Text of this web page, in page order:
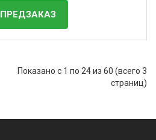
ПРЕДЗАКАЗ
Показано с 1 по 24 из 60 (всего 3
страниц)